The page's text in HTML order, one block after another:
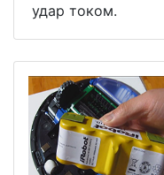
удар током.